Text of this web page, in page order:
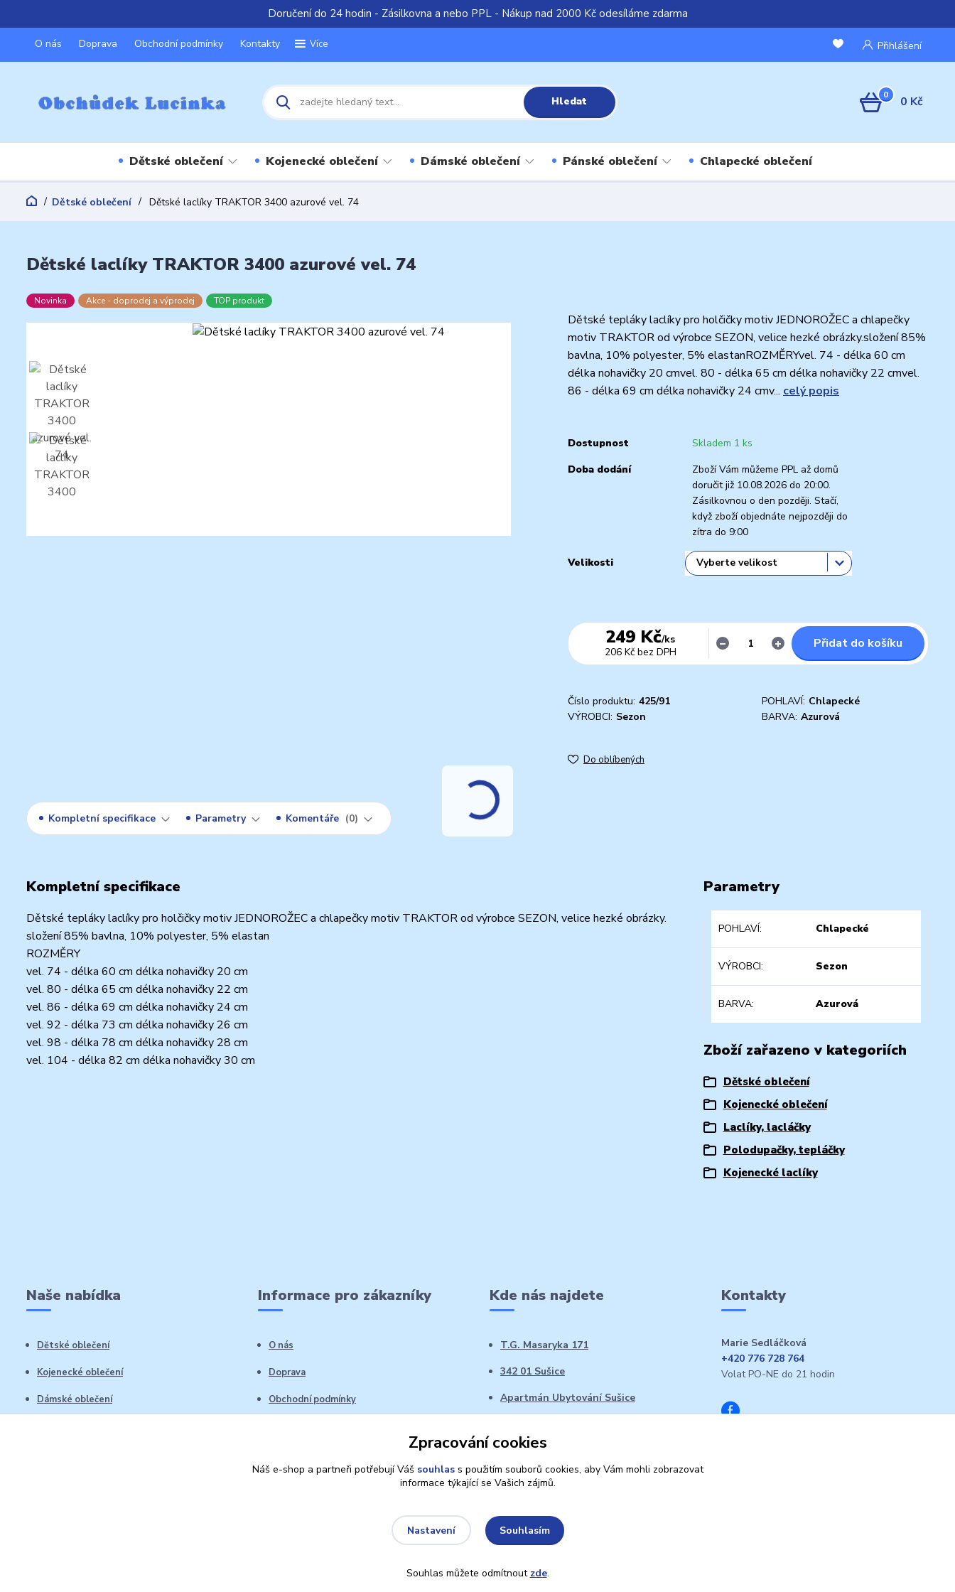
Doručení do 24 hodin - Zásilkovna a nebo PPL - Nákup nad 2000 Kč odesíláme zdarma
O nás Doprava Obchodní podmínky Kontakty Více Přihlášení
Hledat 0 0 Kč
Dětské oblečení Kojenecké oblečení Dámské oblečení Pánské oblečení Chlapecké oblečení
Dětské oblečení Dětské laclíky TRAKTOR 3400 azurové vel. 74
Dětské laclíky TRAKTOR 3400 azurové vel. 74
Novinka Akce - doprodej a výprodej TOP produkt
Dětské tepláky laclíky pro holčičky motiv JEDNOROŽEC a chlapečky
motiv TRAKTOR od výrobce SEZON, velice hezké obrázky.složení 85%
bavlna, 10% polyester, 5% elastanROZMĚRYvel. 74 - délka 60 cm
délka nohavičky 20 cmvel. 80 - délka 65 cm délka nohavičky 22 cmvel.
86 - délka 69 cm délka nohavičky 24 cmv... celý popis
Dostupnost
Skladem 1 ks
Doba dodání
Zboží Vám můžeme PPL až domů
doručit již 10.08.2026 do 20:00.
Zásilkovnou o den později. Stačí,
když zboží objednáte nejpozději do
zítra do 9:00
Velikosti
249 Kč/ks
206 Kč bez DPH
Přidat do košíku
Číslo produktu: 425/91 POHLAVÍ: Chlapecké
VÝROBCI: Sezon BARVA: Azurová
Do oblíbených
Kompletní specifikace Parametry Komentáře 0
Kompletní specifikace
Dětské tepláky laclíky pro holčičky motiv JEDNOROŽEC a chlapečky motiv TRAKTOR od výrobce SEZON, velice hezké obrázky.
složení 85% bavlna, 10% polyester, 5% elastan
ROZMĚRY
vel. 74 - délka 60 cm délka nohavičky 20 cm
vel. 80 - délka 65 cm délka nohavičky 22 cm
vel. 86 - délka 69 cm délka nohavičky 24 cm
vel. 92 - délka 73 cm délka nohavičky 26 cm
vel. 98 - délka 78 cm délka nohavičky 28 cm
vel. 104 - délka 82 cm délka nohavičky 30 cm
Parametry
POHLAVÍ Chlapecké
VÝROBCI Sezon
BARVA Azurová
Zboží zařazeno v kategoriích
Dětské oblečení
Kojenecké oblečení
Laclíky, lacláčky
Polodupačky, tepláčky
Kojenecké laclíky
Naše nabídka
Dětské oblečení
Kojenecké oblečení
Dámské oblečení
Informace pro zákazníky
O nás
Doprava
Obchodní podmínky
Kde nás najdete
T.G. Masaryka 171
342 01 Sušice
Apartmán Ubytování Sušice
Kontakty
Marie Sedláčková
+420 776 728 764
Volat PO-NE do 21 hodin
Zpracování cookies
Náš e-shop a partneři potřebují Váš souhlass použitím souborů cookies, aby Vám mohli zobrazovat
informace týkající se Vašich zájmů.
Nastavení Souhlasím
Souhlas můžete odmítnout zde.